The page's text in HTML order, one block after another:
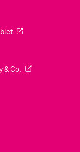
Tab geöffnet)
(Wird in einem
geöffnet)
& Co. (Wird in einem